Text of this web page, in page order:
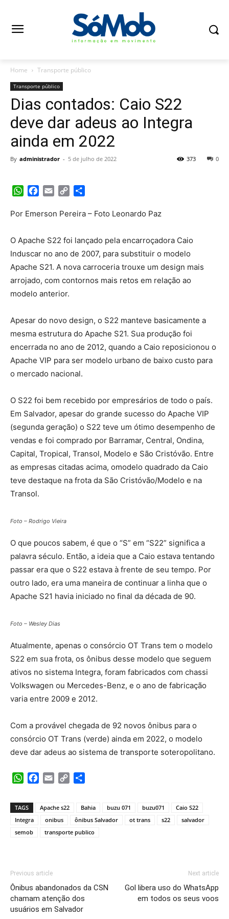
Home Transporte público
Transporte público
Dias contados: Caio S22
deve dar adeus ao Integra
ainda em 2022
By administrador - 5 de julho de 2022 0
373
WhatsApp
Facebook
Email Copy
Por Emerson Pereira – Foto Leonardo Paz
O Apache S22 foi lançado pela encarroçadora Caio
Induscar no ano de 2007, para substituir o modelo
Apache S21. A nova carroceria trouxe um design mais
arrojado, com contornos mais retos em relação ao
modelo anterior.
Apesar do novo design, o S22 manteve basicamente a
mesma estrutura do Apache S21. Sua produção foi
encerrada no ano de 2012, quando a Caio reposicionou o
Apache VIP para ser modelo urbano de baixo custo para
o mercado nacional.
O S22 foi bem recebido por empresários de todo o país.
Em Salvador, apesar do grande sucesso do Apache VIP
(segunda geração) o S22 teve um ótimo desempenho de
vendas e foi comprado por Barramar, Central, Ondina,
Capital, Tropical, Transol, Modelo e São Cristóvão. Entre
as empresas citadas acima, omodelo quadrado da Caio
teve destaque na frota da São Cristóvão/Modelo e na
Transol.
Foto – Rodrigo Vieira
O que poucos sabem, é que o “S” em “S22” significa a
palavra século. Então, a ideia que a Caio estava tentando
passar era que o S22 estava à frente de seu tempo. Por
outro lado, era uma maneira de continuar a linha que o
Apache S21 havia iniciado no final da década de 90.
Foto – Wesley Dias
Atualmente, apenas o consórcio OT Trans tem o modelo
S22 em sua frota, os ônibus desse modelo que seguem
ativos no sistema Integra, foram fabricados com chassi
Volkswagen ou Mercedes-Benz, e o ano de fabricação
varia entre 2009 e 2012.
Com a provável chegada de 92 novos ônibus para o
consórcio OT Trans (verde) ainda em 2022, o modelo
deve dar adeus ao sistema de transporte soteropolitano.
WhatsApp
Facebook
Email Copy
TAGS Apache s22 Bahia buzu 071 buzu071
Caio S22
Integra
onibus ônibus Salvador ot trans s22
salvador
semob
transporte publico
Previous article
Ônibus abandonados da CSN
chamam atenção dos
usuários em Salvador
Next article
Gol libera uso do WhatsApp
em todos os seus voos